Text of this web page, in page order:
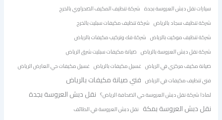
سيارات نقل دبش العروسة بجدة شركة تنظيف المكيف الصحراوي بالخرج
شركة تنظيف سجاد بالرياض شركة تنظيف مكيفات سبليت بالخرج
شركة تنظيف موكيت بالرياض شركة فك وتركيب مكيفات بالرياض
شركة نقل دبش العروسة بالرياض صيانة مكيفات سبليت شرق الرياض
صيانة مكيف مركزي في الرياض غسيل مكيفات بالرياض غسيل مكيفات حي العارض الرياض
فني تنظيف مكيفات في الرياض فني صيانة مكيفات بالرياض
لماذا شركة نقل دبش العروسة حي الصحافة الرياض؟ نقل دبش العروسة بجدة
نقل دبش العروسة بمكة نقل دبش العروسة في الطائف